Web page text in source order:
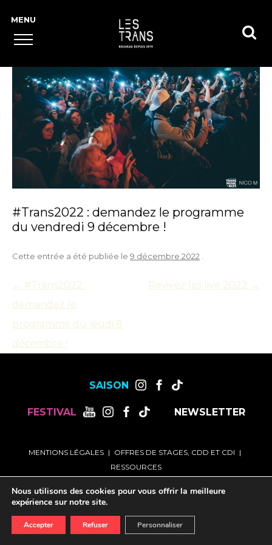
#Trans2022 : demandez le programme
du vendredi 9 décembre !
Cette entrée a été publiée le 9 décembre 2022 .
Navigation
des
articles
← #Trans2022 :
demandez le
programme du jeudi 8
décembre !
Revivez les live 2022 →
SAISON
FESTIVAL NEWSLETTER
MENTIONS LÉGALES
OFFRES DE STAGES, CDD ET CDI
RESSOURCES
Nous utilisons des cookies pour vous offrir la meilleure
expérience sur notre site.
Accepter Refuser Personnaliser